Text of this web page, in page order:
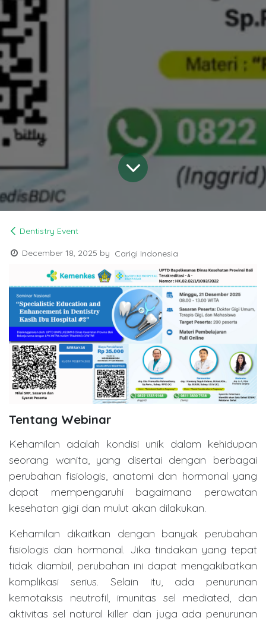
Dentistry Event
December 18, 2025 by Carigi Indonesia
Tentang Webinar
Kehamilan adalah kondisi unik dalam kehidupan
seorang wanita, yang disertai dengan berbagai
perubahan fisiologis, anatomi dan hormonal yang
dapat mempengaruhi bagaimana perawatan
kesehatan gigi dan mulut akan dilakukan.
Kehamilan dikaitkan dengan banyak perubahan
fisiologis dan hormonal. Jika tindakan yang tepat
tidak diambil, perubahan ini dapat mengakibatkan
komplikasi serius. Selain itu, ada penurunan
kemotaksis neutrofil, imunitas sel mediated, dan
aktivitas sel natural killer dan juga ada penurunan